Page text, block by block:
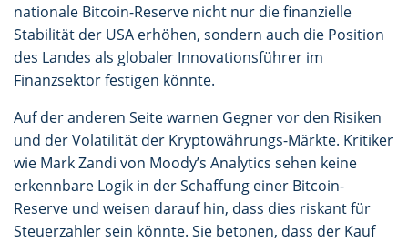
nationale Bitcoin-Reserve nicht nur die finanzielle
Stabilität der USA erhöhen, sondern auch die Position
des Landes als globaler Innovationsführer im
Finanzsektor festigen könnte.
Auf der anderen Seite warnen Gegner vor den Risiken
und der Volatilität der Kryptowährungs-Märkte. Kritiker
wie Mark Zandi von Moody’s Analytics sehen keine
erkennbare Logik in der Schaffung einer Bitcoin-
Reserve und weisen darauf hin, dass dies riskant für
Steuerzahler sein könnte. Sie betonen, dass der Kauf